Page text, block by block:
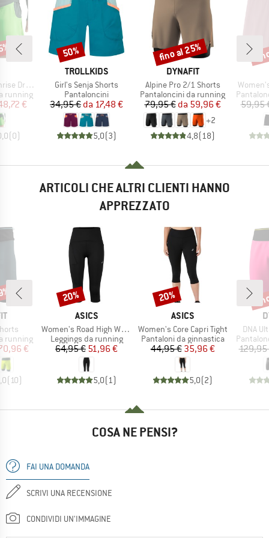
5 Brief
running
ridotto
€
(0)
MARCHIO
TROLLKIDS
Articolo
Girl's Senja Shorts
Gruppo di prodotti
Pantaloncini
Prezzo
34,95 € Prezzo ridotto
da 17,48 €
5,0(3)
Sconto
50%
MARCHIO
DYNAFIT
Articolo
Alpine Pro 2/1 Shorts
Gruppo di prodotti
Pantaloncini da running
Prezzo
79,95 € Prezzo ridotto
da 59,96 €
+2
4,8(18)
Sconto
fino al 25%
Articolo
Gruppo
59,95
ARTICOLI CHE ALTRI CLIENTI HANNO
APPREZZATO
running
ridotto
€
(10)
MARCHIO
ASICS
Articolo
Women's Road High Waist Capri Tight
Gruppo di prodotti
Leggings da running
Prezzo
64,95 €Prezzo ridotto
51,96 €
5,0(1)
Sconto
20%
MARCHIO
ASICS
Articolo
Women's Core Capri Tight
Gruppo di prodotti
Pantaloni da ginnastica
Prezzo
44,95 €Prezzo ridotto
35,96 €
5,0(2)
Sconto
20%
Articolo
DNA
Gruppo
129,95
COSA NE PENSI?
FAI UNA DOMANDA
SCRIVI UNA RECENSIONE
CONDIVIDI UN'IMMAGINE